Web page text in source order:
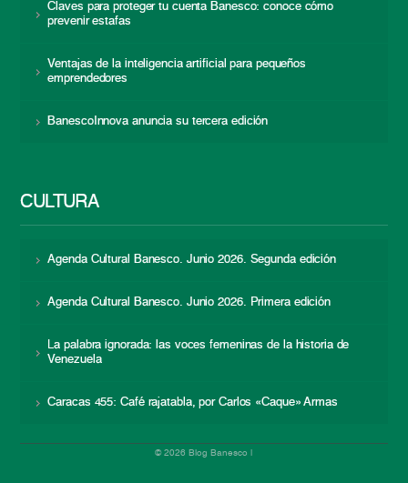
Claves para proteger tu cuenta Banesco: conoce cómo
prevenir estafas
Ventajas de la inteligencia artificial para pequeños
emprendedores
BanescoInnova anuncia su tercera edición
CULTURA
Agenda Cultural Banesco. Junio 2026. Segunda edición
Agenda Cultural Banesco. Junio 2026. Primera edición
La palabra ignorada: las voces femeninas de la historia de
Venezuela
Caracas 455: Café rajatabla, por Carlos «Caque» Armas
© 2026 Blog Banesco |